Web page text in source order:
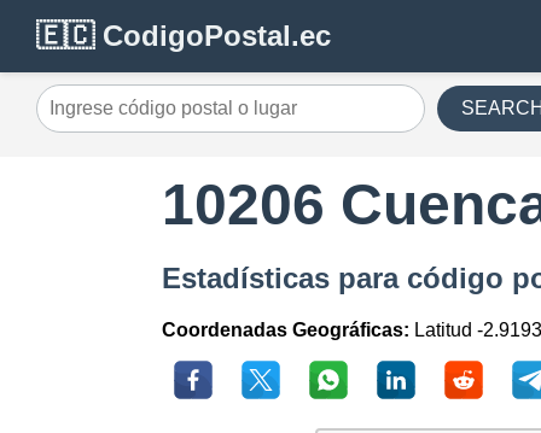
🇪🇨 CodigoPostal.ec
10206
Estadísticas para código
Coordenadas Geográficas: Latitud -